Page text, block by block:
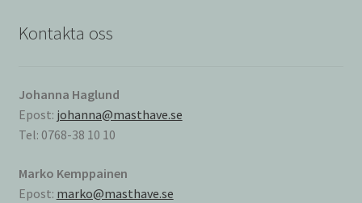
Kontakta oss
Johanna Haglund
Epost: johanna@masthave.se
Tel: 0768-38 10 10
Marko Kemppainen
Epost: marko@masthave.se